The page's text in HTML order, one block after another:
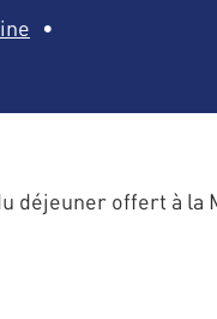
déjeuner offert à